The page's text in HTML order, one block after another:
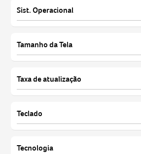
WUXGA - 1920X1200
Sist. Operacional
Tamanho da Tela
16 polegadas
Taxa de atualização
Teclado
Tecnologia